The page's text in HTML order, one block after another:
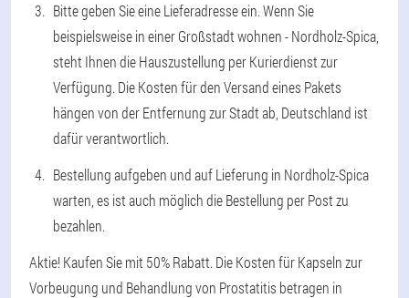
Bitte geben Sie eine Lieferadresse ein. Wenn Sie
beispielsweise in einer Großstadt wohnen - Nordholz-Spica,
steht Ihnen die Hauszustellung per Kurierdienst zur
Verfügung. Die Kosten für den Versand eines Pakets
hängen von der Entfernung zur Stadt ab, Deutschland ist
dafür verantwortlich.
Bestellung aufgeben und auf Lieferung in Nordholz-Spica
warten, es ist auch möglich die Bestellung per Post zu
bezahlen.
Aktie! Kaufen Sie mit 50% Rabatt. Die Kosten für Kapseln zur
Vorbeugung und Behandlung von Prostatitis betragen in